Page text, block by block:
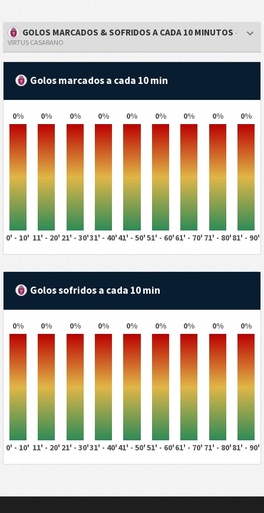
GOLOS MARCADOS & SOFRIDOS A CADA 10 MINUTOS -
VIRTUS CASARANO
Golos marcados a cada 10 min
0% 0% 0% 0% 0% 0% 0% 0% 0%
0' - 10' 11' - 20' 21' - 30'31' - 40'41' - 50'51' - 60'61' - 70' 71' - 80'81' - 90'
Golos sofridos a cada 10 min
0% 0% 0% 0% 0% 0% 0% 0% 0%
0' - 10' 11' - 20' 21' - 30'31' - 40'41' - 50'51' - 60'61' - 70' 71' - 80'81' - 90'